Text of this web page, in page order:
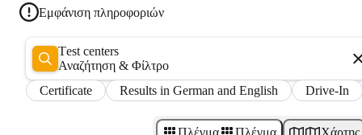
Εμφάνιση πληροφοριών
Test centers
Αναζήτηση & Φίλτρο
Certificate
Results in German and English Drive-In
Πλέγμα Πλέγμα Χάρτης